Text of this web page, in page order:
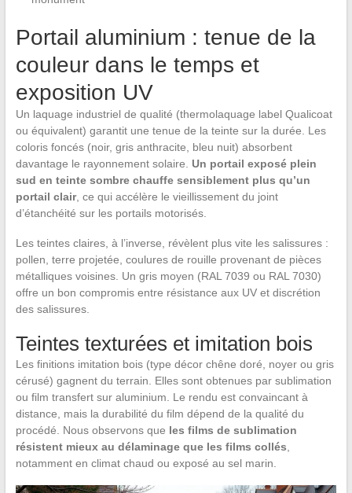
Portail aluminium : tenue de la
couleur dans le temps et
exposition UV
Un laquage industriel de qualité (thermolaquage label Qualicoat
ou équivalent) garantit une tenue de la teinte sur la durée. Les
coloris foncés (noir, gris anthracite, bleu nuit) absorbent
davantage le rayonnement solaire. Un portail exposé plein
sud en teinte sombre chauffe sensiblement plus qu’un
portail clair, ce qui accélère le vieillissement du joint
d’étanchéité sur les portails motorisés.
Les teintes claires, à l’inverse, révèlent plus vite les salissures :
pollen, terre projetée, coulures de rouille provenant de pièces
métalliques voisines. Un gris moyen (RAL 7039 ou RAL 7030)
offre un bon compromis entre résistance aux UV et discrétion
des salissures.
Teintes texturées et imitation bois
Les finitions imitation bois (type décor chêne doré, noyer ou gris
cérusé) gagnent du terrain. Elles sont obtenues par sublimation
ou film transfert sur aluminium. Le rendu est convaincant à
distance, mais la durabilité du film dépend de la qualité du
procédé. Nous observons que les films de sublimation
résistent mieux au délaminage que les films collés,
notamment en climat chaud ou exposé au sel marin.